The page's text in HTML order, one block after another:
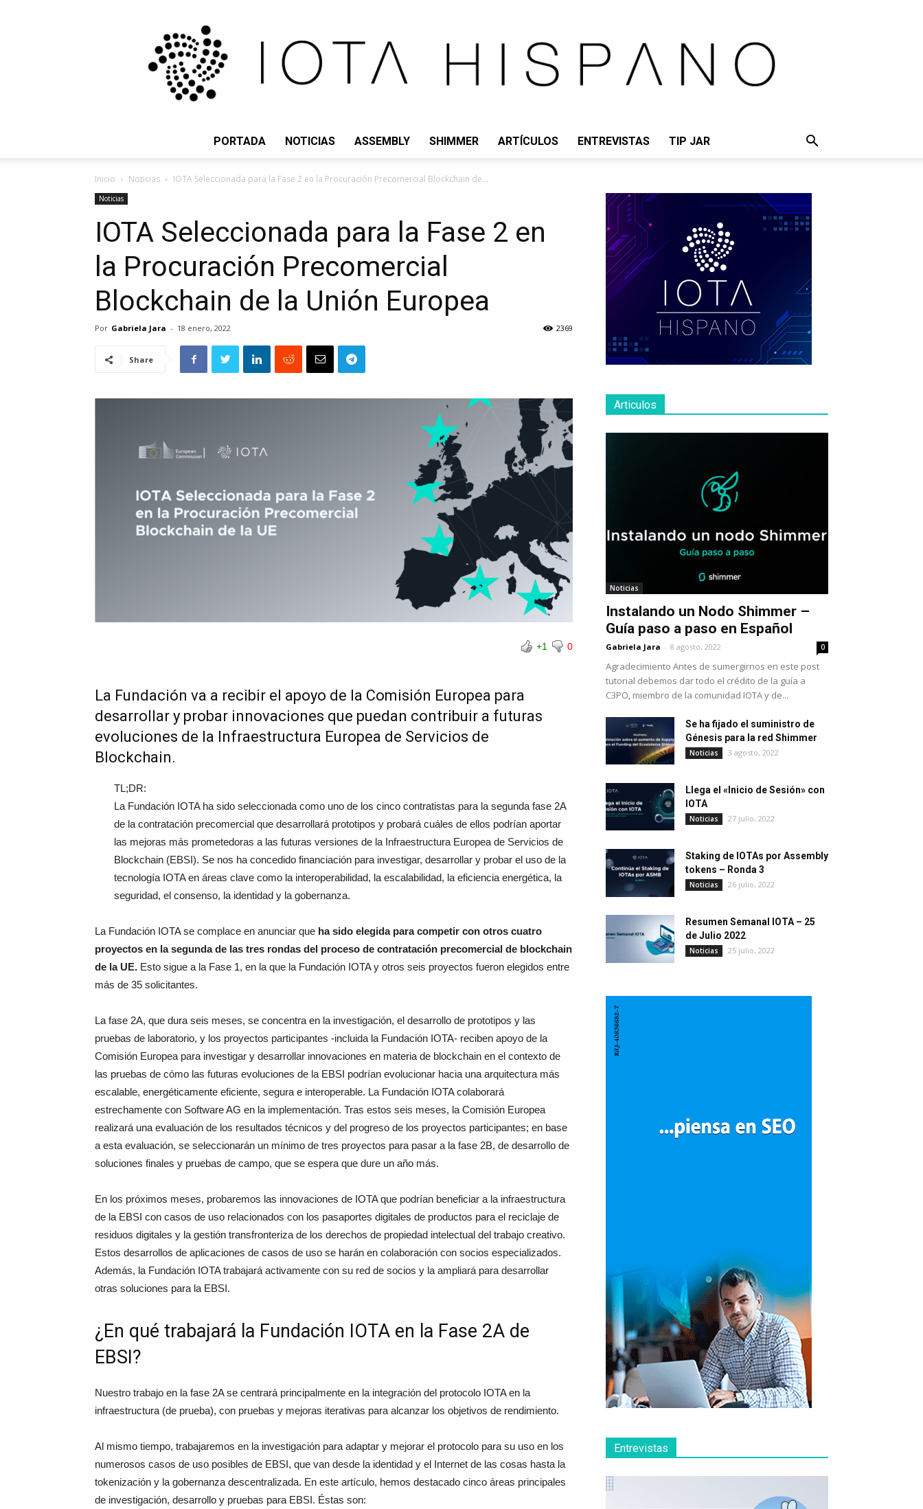
PORTADA NOTICIAS ASSEMBLY SHIMMER ARTÍCULOS ENTREVISTAS TIP JAR
Inicio Noticias IOTA Seleccionada para la Fase 2 en la Procuración Precomercial Blockchain de...
Noticias
IOTA Seleccionada para la Fase 2 en
la Procuración Precomercial
Blockchain de la Unión Europea
Por Gabriela Jara - 18 enero, 2022 2369
Share
+1 0
La Fundación va a recibir el apoyo de la Comisión Europea para
desarrollar y probar innovaciones que puedan contribuir a futuras
evoluciones de la Infraestructura Europea de Servicios de
Blockchain.
TL;DR:
La Fundación IOTA ha sido seleccionada como uno de los cinco contratistas para la segunda fase 2A
de la contratación precomercial que desarrollará prototipos y probará cuáles de ellos podrían aportar
las mejoras más prometedoras a las futuras versiones de la Infraestructura Europea de Servicios de
Blockchain (EBSI). Se nos ha concedido financiación para investigar, desarrollar y probar el uso de la
tecnología IOTA en áreas clave como la interoperabilidad, la escalabilidad, la eficiencia energética, la
seguridad, el consenso, la identidad y la gobernanza.
La Fundación IOTA se complace en anunciar que ha sido elegida para competir con otros cuatro
proyectos en la segunda de las tres rondas del proceso de contratación precomercial de blockchain
de la UE. Esto sigue a la Fase 1, en la que la Fundación IOTA y otros seis proyectos fueron elegidos entre
más de 35 solicitantes.
La fase 2A, que dura seis meses, se concentra en la investigación, el desarrollo de prototipos y las
pruebas de laboratorio, y los proyectos participantes -incluida la Fundación IOTA- reciben apoyo de la
Comisión Europea para investigar y desarrollar innovaciones en materia de blockchain en el contexto de
las pruebas de cómo las futuras evoluciones de la EBSI podrían evolucionar hacia una arquitectura más
escalable, energéticamente eficiente, segura e interoperable. La Fundación IOTA colaborará
estrechamente con Software AG en la implementación. Tras estos seis meses, la Comisión Europea
realizará una evaluación de los resultados técnicos y del progreso de los proyectos participantes; en base
a esta evaluación, se seleccionarán un mínimo de tres proyectos para pasar a la fase 2B, de desarrollo de
soluciones finales y pruebas de campo, que se espera que dure un año más.
En los próximos meses, probaremos las innovaciones de IOTA que podrían beneficiar a la infraestructura
de la EBSI con casos de uso relacionados con los pasaportes digitales de productos para el reciclaje de
residuos digitales y la gestión transfronteriza de los derechos de propiedad intelectual del trabajo creativo.
Estos desarrollos de aplicaciones de casos de uso se harán en colaboración con socios especializados.
Además, la Fundación IOTA trabajará activamente con su red de socios y la ampliará para desarrollar
otras soluciones para la EBSI.
¿En qué trabajará la Fundación IOTA en la Fase 2A de
EBSI?
Nuestro trabajo en la fase 2A se centrará principalmente en la integración del protocolo IOTA en la
infraestructura (de prueba), con pruebas y mejoras iterativas para alcanzar los objetivos de rendimiento.
Al mismo tiempo, trabajaremos en la investigación para adaptar y mejorar el protocolo para su uso en los
numerosos casos de uso posibles de EBSI, que van desde la identidad y el Internet de las cosas hasta la
tokenización y la gobernanza descentralizada. En este artículo, hemos destacado cinco áreas principales
de investigación, desarrollo y pruebas para EBSI. Éstas son:
Articulos
Noticias
Instalando un Nodo Shimmer –
Guía paso a paso en Español
Gabriela Jara - 8 agosto, 2022 0
Agradecimiento Antes de sumergirnos en este post
tutorial debemos dar todo el crédito de la guía a
C3PO, miembro de la comunidad IOTA y de...
Se ha fijado el suministro de
Génesis para la red Shimmer
Noticias 3 agosto, 2022
Llega el «Inicio de Sesión» con
IOTA
Noticias 27 julio, 2022
Staking de IOTAs por Assembly
tokens – Ronda 3
Noticias 26 julio, 2022
Resumen Semanal IOTA – 25
de Julio 2022
Noticias 25 julio, 2022
Entrevistas